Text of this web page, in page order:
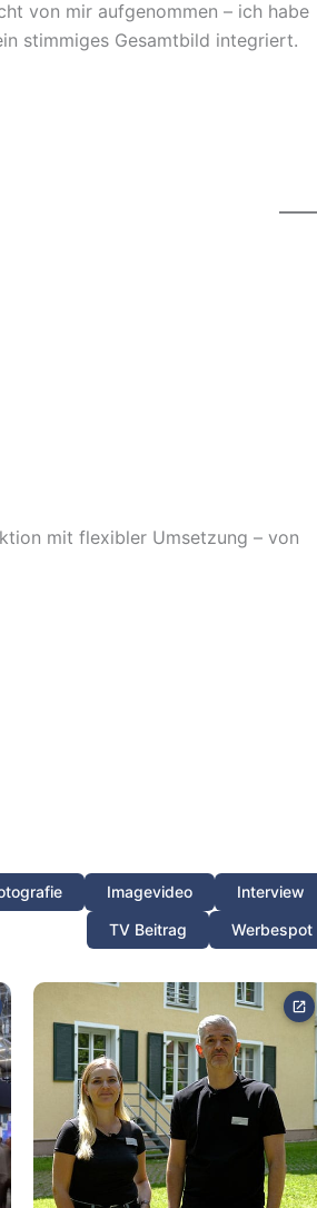
von mir aufgenommen – ich habe
stimmiges Gesamtbild integriert.
mit flexibler Umsetzung – von
Imagevideo Interview
TV Beitrag
Werbespot